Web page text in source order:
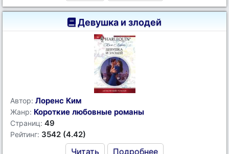
Девушка и злодей
Автор: Лоренс Ким
Жанр: Короткие любовные романы
Страниц: 49
Рейтинг: 3542 (4.42)
Читать Подробнее